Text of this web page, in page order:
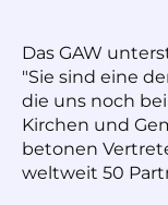
Das GAW
"Sie sind eine
die uns noch
Kirchen und
betonen
weltweit 50